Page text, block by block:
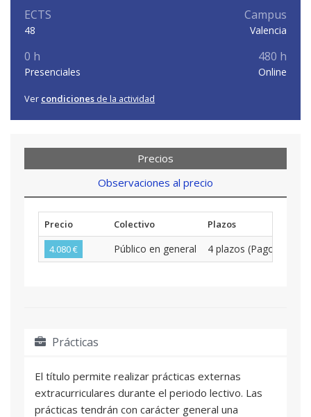
ECTS
48
Campus
Valencia
0 h
Presenciales
480 h
Online
Ver condiciones de la actividad
Precios
Observaciones al precio
Precio Colectivo
Plazos
4.080 €
Público en general 4 plazos (Pago
Prácticas
El título permite realizar prácticas externas
extracurriculares durante el periodo lectivo. Las
prácticas tendrán con carácter general una